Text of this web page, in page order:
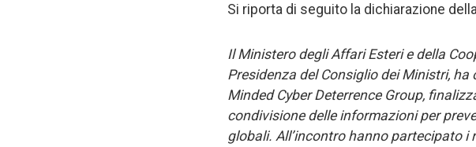
Si riporta di seguito la dichiarazione
Il Ministero degli Affari Esteri e della
Presidenza del Consiglio dei Ministri,
Minded Cyber Deterrence Group,
condivisione delle informazioni per
globali. All’incontro hanno partecipato i